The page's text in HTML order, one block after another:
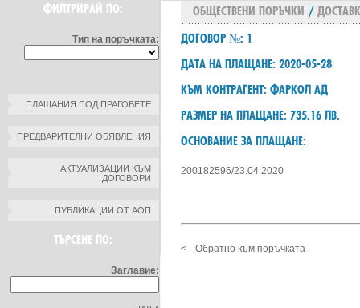
ФИЛТРИРАЙ ПО:
Тип на поръчката:
ПЛАЩАНИЯ ПОД ПРАГОВЕТЕ
ПРЕДВАРИТЕЛНИ ОБЯВЛЕНИЯ
АКТУАЛИЗАЦИИ КЪМ
ДОГОВОРИ
ПУБЛИКАЦИИ ОТ АОП
ТЪРСЕНЕ ПО:
Заглавие:
ОБЩЕСТВЕНИ ПОРЪЧКИ /
ДОГОВОР №: 1
ДАТА НА ПЛАЩАНЕ: 2020-05-28
КЪМ КОНТРАГЕНТ: ФАРКОЛ АД
РАЗМЕР НА ПЛАЩАНЕ: 735.16 ЛВ.
ОСНОВАНИЕ ЗА ПЛАЩАНЕ:
200182596/23.04.2020
<-- Обратно към поръчката